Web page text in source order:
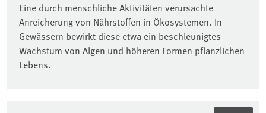
Eine durch menschliche Aktivitäten verursachte
Anreicherung von Nährstoffen in Ökosystemen. In
Gewässern bewirkt diese etwa ein beschleunigtes
Wachstum von Algen und höheren Formen pflanzlichen
Lebens.